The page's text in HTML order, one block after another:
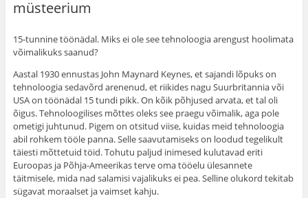
müsteerium
15-tunnine töönädal. Miks ei ole see tehnoloogia arengust hoolimata
võimalikuks saanud?
Aastal 1930 ennustas John Maynard Keynes, et sajandi lõpuks on
tehnoloogia sedavõrd arenenud, et riikides nagu Suurbritannia või
USA on töönädal 15 tundi pikk. On kõik põhjused arvata, et tal oli
õigus. Tehnoloogilises mõttes oleks see praegu võimalik, aga pole
ometigi juhtunud. Pigem on otsitud viise, kuidas meid tehnoloogia
abil rohkem tööle panna. Selle saavutamiseks on loodud tegelikult
täiesti mõttetuid töid. Tohutu paljud inimesed kulutavad eriti
Euroopas ja Põhja-Ameerikas terve oma tööelu ülesannete
täitmisele, mida nad salamisi vajalikuks ei pea. Selline olukord tekitab
sügavat moraalset ja vaimset kahju.